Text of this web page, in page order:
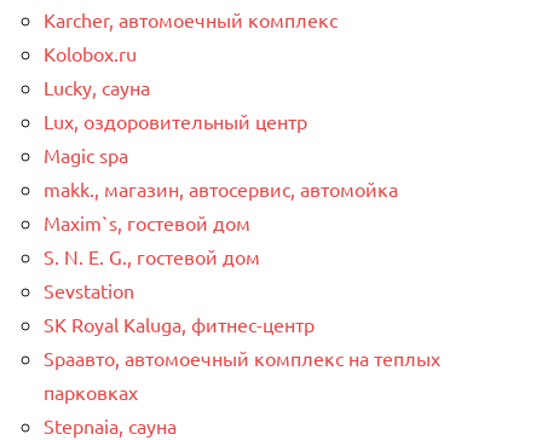
Karcher, автомоечный комплекс
Kolobox.ru
Lucky, сауна
Lux, оздоровительный центр
Magic spa
makk., магазин, автосервис, автомойка
Maxim`s, гостевой дом
S. N. E. G., гостевой дом
Sevstation
SK Royal Kaluga, фитнес-центр
Spaавто, автомоечный комплекс на теплых
парковках
Stepnaia, сауна